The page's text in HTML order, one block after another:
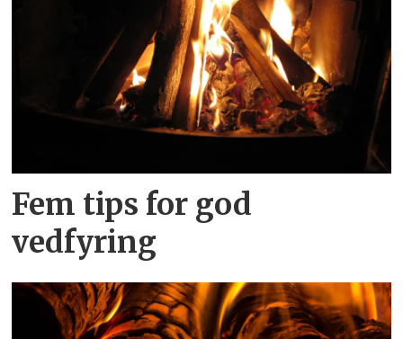
Fem tips for god
vedfyring